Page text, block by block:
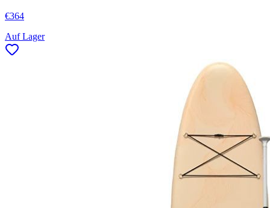
€364
Auf Lager